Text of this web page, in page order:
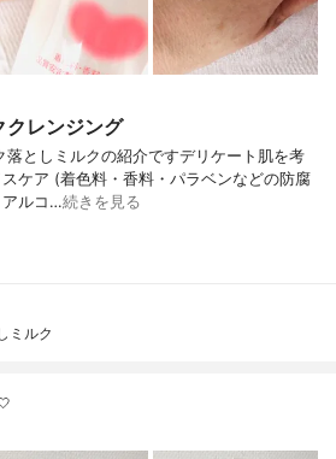
クレンジング
落としミルクの紹介ですデリケート肌を考
ケア (着色料・香料・パラベンなどの防腐
アルコ…続きを見る
ミルク